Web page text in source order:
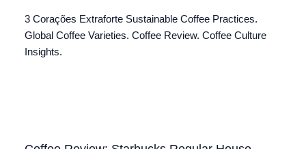
3 Corações Extraforte Sustainable Coffee Practices.
Global Coffee Varieties. Coffee Review. Coffee Culture
Insights.